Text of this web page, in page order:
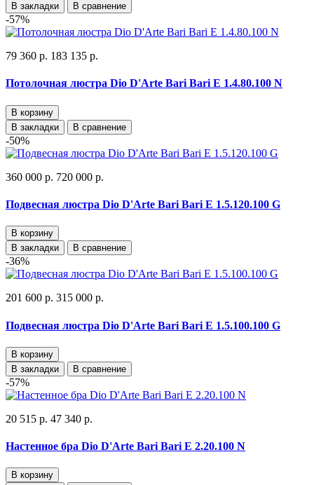
В закладки В сравнение
-57%
79 360 р. 183 135 р.
Потолочная люстра Dio D'Arte Bari Bari E 1.4.80.100 N
В корзину
В закладки
В сравнение
-50%
360 000 р. 720 000 р.
Подвесная люстра Dio D'Arte Bari Bari E 1.5.120.100 G
В корзину
В закладки
В сравнение
-36%
201 600 р. 315 000 р.
Подвесная люстра Dio D'Arte Bari Bari E 1.5.100.100 G
В корзину
В закладки
В сравнение
-57%
20 515 р. 47 340 р.
Настенное бра Dio D'Arte Bari Bari E 2.20.100 N
В корзину